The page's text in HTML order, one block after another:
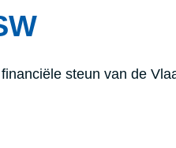
steun van de